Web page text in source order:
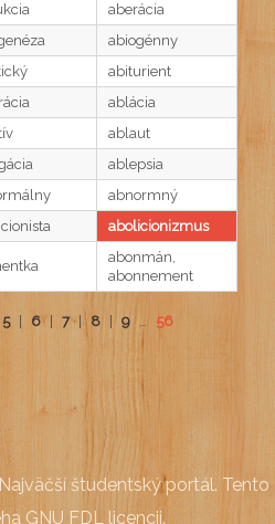
aberácia
abiogénny
abiturient
ablácia
ablaut
ablepsia
abnormný
abolicionizmus
abonmán,
abonnement
5 6 | 7 | 8 9 … 56
študentský portál. Tento
GNU FDL licencii.